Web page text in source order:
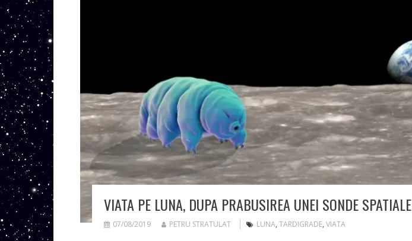
VIATA PE LUNA, DUPA PRABUSIREA UNEI SONDE SPATIALE
07/08/2019 PETRU STRATULAT LUNA, TARDIGRADE, VIATA